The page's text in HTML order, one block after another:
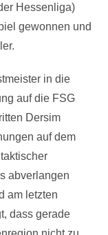
Hessenliga)
gewonnen und
in die
auf die FSG
Dersim
auf dem
abverlangen
am letzten
dass gerade